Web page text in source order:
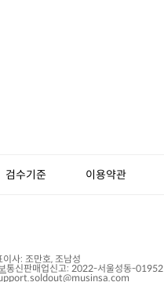
검수기준 이용약관
이사: 조만호, 조남성
통신판매업신고: 2022-서울성동-01952